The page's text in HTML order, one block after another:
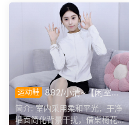
运动鞋
882/小清~【闲室倩
影】素室柔光映穿搭，多样姿
态演绎清爽休闲格调。
简介: 室内采用柔和平光，干净
墙面简化背景干扰，借桌椅花艺